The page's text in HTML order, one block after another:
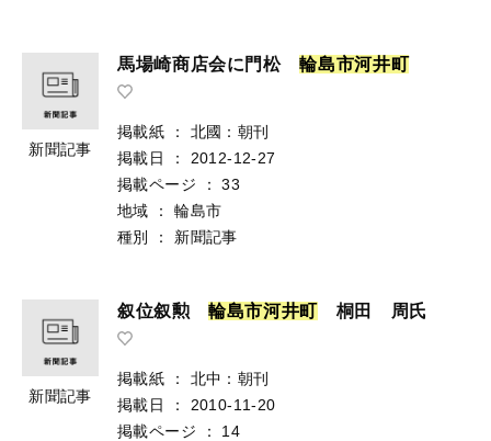
新聞記事
馬場崎商店会に門松輪島市河井町
掲載紙 ：
北國：朝刊
掲載日
：
2012-12-27
掲載ページ
：
33
地域
：
輪島市
種別
： 新聞記事
新聞記事
叙位叙勲輪島市河井町 桐田 周氏
掲載紙 ：
北中：朝刊
掲載日
：
2010-11-20
掲載ページ
：
14